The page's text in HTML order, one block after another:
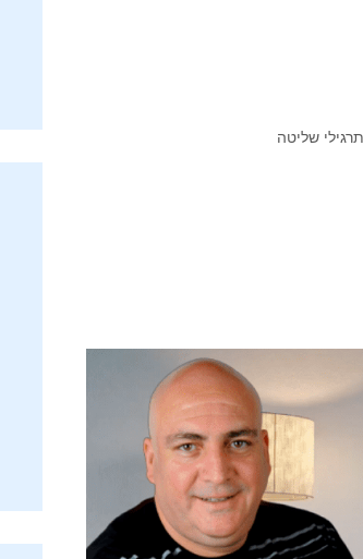
תרגילי שליטה